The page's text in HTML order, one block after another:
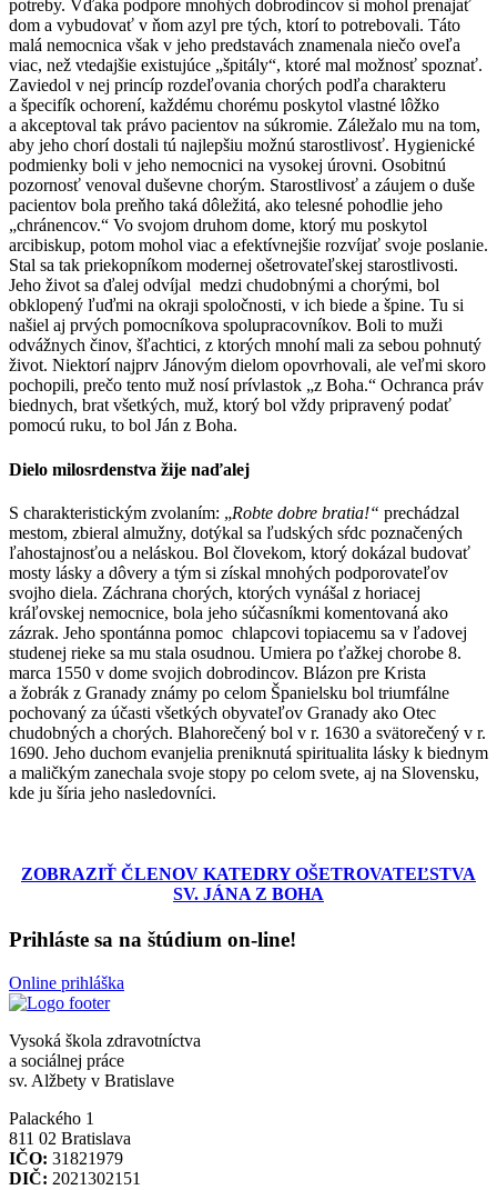
potreby. Vďaka podpore mnohých dobrodincov si mohol prenajať
dom a vybudovať v ňom azyl pre tých, ktorí to potrebovali. Táto
malá nemocnica však v jeho predstavách znamenala niečo oveľa
viac, než vtedajšie existujúce „špitály“, ktoré mal možnosť spoznať.
Zaviedol v nej princíp rozdeľovania chorých podľa charakteru
a špecifík ochorení, každému chorému poskytol vlastné lôžko
a akceptoval tak právo pacientov na súkromie. Záležalo mu na tom,
aby jeho chorí dostali tú najlepšiu možnú starostlivosť. Hygienické
podmienky boli v jeho nemocnici na vysokej úrovni. Osobitnú
pozornosť venoval duševne chorým. Starostlivosť a záujem o duše
pacientov bola preňho taká dôležitá, ako telesné pohodlie jeho
„chránencov.“ Vo svojom druhom dome, ktorý mu poskytol
arcibiskup, potom mohol viac a efektívnejšie rozvíjať svoje poslanie.
Stal sa tak priekopníkom modernej ošetrovateľskej starostlivosti.
Jeho život sa ďalej odvíjal medzi chudobnými a chorými, bol
obklopený ľuďmi na okraji spoločnosti, v ich biede a špine. Tu si
našiel aj prvých pomocníkova spolupracovníkov. Boli to muži
odvážnych činov, šľachtici, z ktorých mnohí mali za sebou pohnutý
život. Niektorí najprv Jánovým dielom opovrhovali, ale veľmi skoro
pochopili, prečo tento muž nosí prívlastok „z Boha.“ Ochranca práv
biednych, brat všetkých, muž, ktorý bol vždy pripravený podať
pomocú ruku, to bol Ján z Boha.
Dielo milosrdenstva žije naďalej
S charakteristickým zvolaním: „Robte dobre bratia!“ prechádzal
mestom, zbieral almužny, dotýkal sa ľudských sŕdc poznačených
ľahostajnosťou a neláskou. Bol človekom, ktorý dokázal budovať
mosty lásky a dôvery a tým si získal mnohých podporovateľov
svojho diela. Záchrana chorých, ktorých vynášal z horiacej
kráľovskej nemocnice, bola jeho súčasníkmi komentovaná ako
zázrak. Jeho spontánna pomoc chlapcovi topiacemu sa v ľadovej
studenej rieke sa mu stala osudnou. Umiera po ťažkej chorobe 8.
marca 1550 v dome svojich dobrodincov. Blázon pre Krista
a žobrák z Granady známy po celom Španielsku bol triumfálne
pochovaný za účasti všetkých obyvateľov Granady ako Otec
chudobných a chorých. Blahorečený bol v r. 1630 a svätorečený v r.
1690. Jeho duchom evanjelia preniknutá spiritualita lásky k biednym
a maličkým zanechala svoje stopy po celom svete, aj na Slovensku,
kde ju šíria jeho nasledovníci.
ZOBRAZIŤ ČLENOV KATEDRY OŠETROVATEĽSTVA
SV. JÁNA Z BOHA
Prihláste sa na štúdium on-line!
Online prihláška
Vysoká škola zdravotníctva
a sociálnej práce
sv. Alžbety v Bratislave
Palackého 1
811 02 Bratislava
IČO: 31821979
DIČ: 2021302151